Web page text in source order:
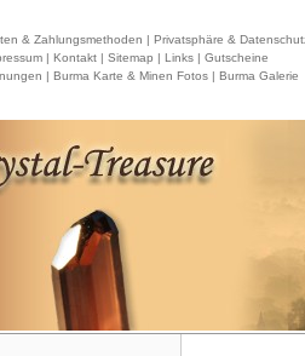
& Zahlungsmethoden | Privatsphäre &
| Kontakt | Sitemap | Links | Gutscheine
| Burma Karte & Minen Fotos | Burma Galerie